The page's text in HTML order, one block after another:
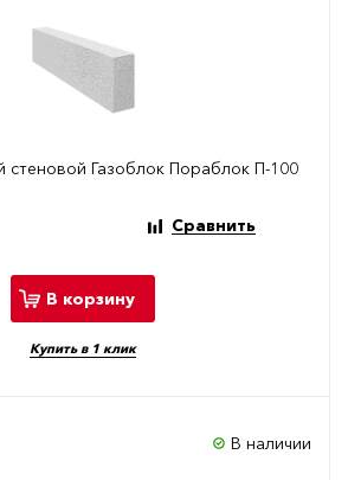
стеновой Газоблок Пораблок П-100
Сравнить
В корзину
Купить в 1 клик
В наличии